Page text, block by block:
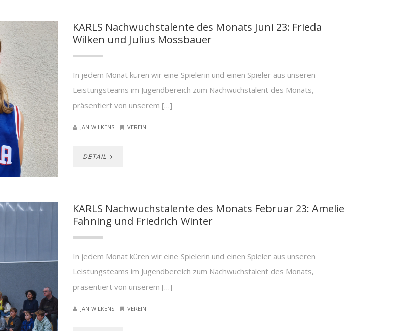
KARLS Nachwuchstalente des Monats Juni 23: Frieda
Wilken und Julius Mossbauer
In jedem Monat küren wir eine Spielerin und einen Spieler aus unseren
Leistungsteams im Jugendbereich zum Nachwuchstalent des Monats,
präsentiert von unserem […]
JAN WILKENS VEREIN
DETAIL
KARLS Nachwuchstalente des Monats Februar 23: Amelie
Fahning und Friedrich Winter
In jedem Monat küren wir eine Spielerin und einen Spieler aus unseren
Leistungsteams im Jugendbereich zum Nachwuchstalent des Monats,
präsentiert von unserem […]
JAN WILKENS VEREIN